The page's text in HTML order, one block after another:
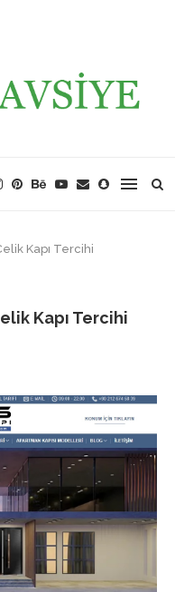
Kapı Tercihi
Kapı Tercihi